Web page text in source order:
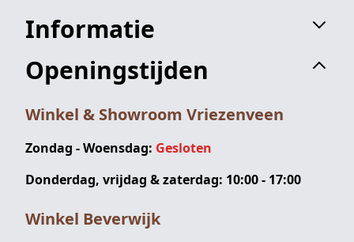
Informatie
Openingstijden
Winkel & Showroom Vriezenveen
Zondag - Woensdag: Gesloten
Donderdag, vrijdag & zaterdag: 10:00 - 17:00
Winkel Beverwijk